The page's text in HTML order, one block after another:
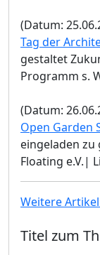
(Datum:
Tag der
gestaltet
Programm s.
(Datum:
Open Garden
eingeladen
Floating e.V.|
Weitere
Titel zum